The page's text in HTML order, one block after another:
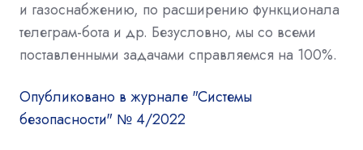
и газоснабжению, по расширению функционала
телеграм-бота и др. Безусловно, мы со всеми
поставленными задачами справляемся на 100%.
Опубликовано в журнале "Системы
безопасности" № 4/2022